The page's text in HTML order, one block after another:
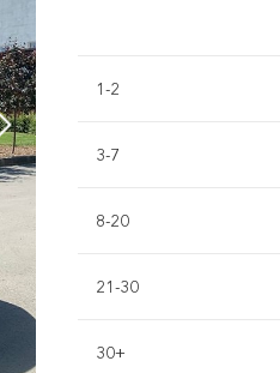
1-2
3-7
8-20
21-30
30+